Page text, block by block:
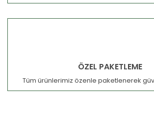
ÖZEL PAKETLEME
Tüm ürünlerimiz özenle paketlenerek